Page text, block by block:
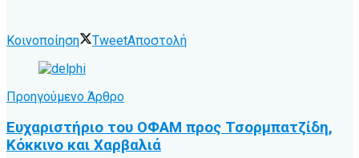
Κοινοποίηση TweetΑποστολή
Προηγούμενο Άρθρο
Ευχαριστήριο του ΟΦΑΜ προς Τσορμπατζίδη,
Κόκκινο και Χαρβαλιά